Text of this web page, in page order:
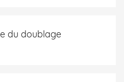
du doublage